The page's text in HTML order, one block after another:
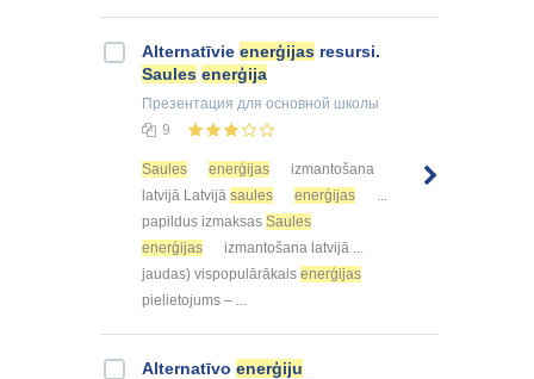
Alternatīvie enerģijas resursi.
Saules enerģija
Презентация для основной школы
9
Saules enerģijas
izmantošana
latvijā Latvijā saules enerģijas
papildus izmaksas Saules
enerģijas
izmantošana latvijā ...
jaudas) vispopulārākais enerģijas
pielietojums – ...
Alternatīvo enerģiju